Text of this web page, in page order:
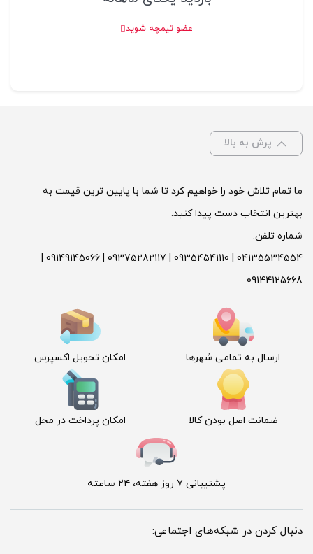
عضو تیمچه شوید
پرش به بالا
ما تمام تلاش خود را خواهیم کرد تا شما با پایین ترین قیمت به
بهترین انتخاب دست پیدا کنید.
شماره تلفن:
04135534554 | 09354541110 | 09375282117 | 09149145066 |
09144125668
ارسال به تمامی شهرها امکان تحویل اکسپرس
ضمانت اصل بودن کالا امکان پرداخت در محل
پشتیبانی ۷ روز هفته، ۲۴ ساعته
دنبال کردن در شبکه‌های اجتماعی: